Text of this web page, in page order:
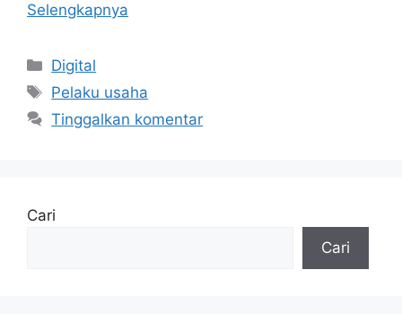
Selengkapnya
Kategori
Digital
Tag
Pelaku usaha
Tinggalkan komentar
Cari
Cari